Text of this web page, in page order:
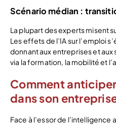
Scénario médian :
La plupart des experts misent
Les effets de l’IA sur l’emploi
donnant aux entreprises et aux
via la formation, la mobilité et
Comment
dans son
Face à l’essor de